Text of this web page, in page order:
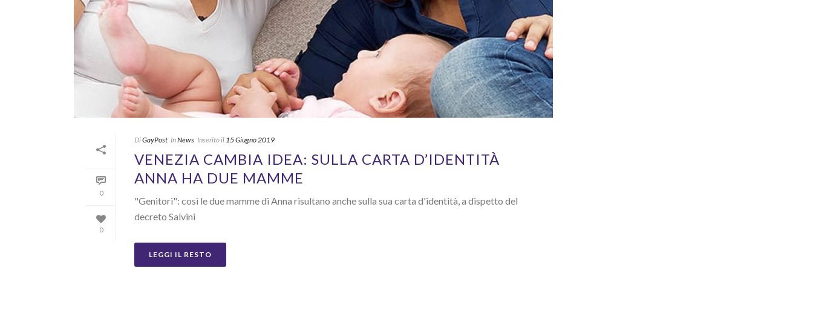
0
0
DiGayPost InNews Inserito il 15 Giugno 2019
VENEZIA CAMBIA IDEA: SULLA CARTA D’IDENTITÀ
ANNA HA DUE MAMME
"Genitori": così le due mamme di Anna risultano anche sulla sua carta d'identità, a dispetto del
decreto Salvini
LEGGI IL RESTO